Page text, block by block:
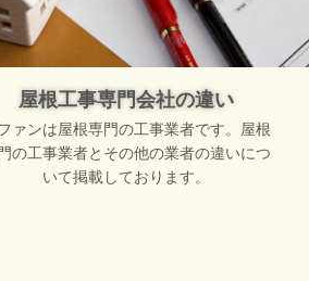
屋根工事専門会社の違い
ァンは屋根専門の工事業者です。屋根
の工事業者とその他の業者の違いにつ
いて掲載しております。